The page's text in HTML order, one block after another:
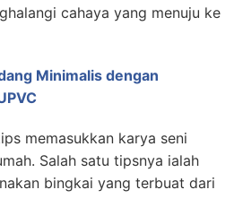
cahaya yang menuju ke
Minimalis dengan
memasukkan karya seni
Salah satu tipsnya ialah
bingkai yang terbuat dari